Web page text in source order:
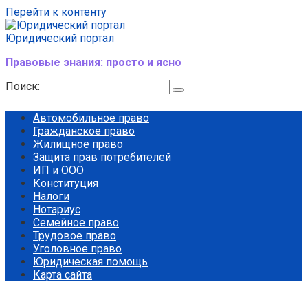
Перейти к контенту
Юридический портал
Правовые знания: просто и ясно
Поиск:
Автомобильное право
Гражданское право
Жилищное право
Защита прав потребителей
ИП и ООО
Конституция
Налоги
Нотариус
Семейное право
Трудовое право
Уголовное право
Юридическая помощь
Карта сайта